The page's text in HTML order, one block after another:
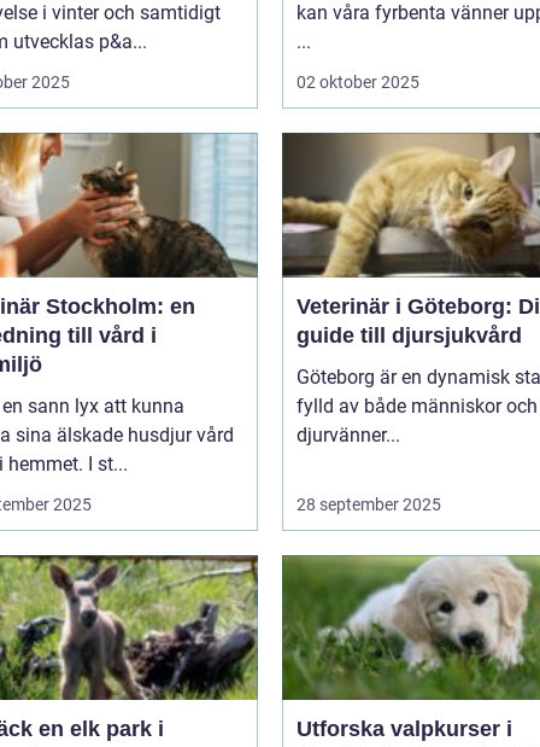
i vinter och samtidigt
utvecklas p&a...
2025
kan våra fyrbenta vänner
...
02 oktober 2025
Stockholm: en
till vård i
sann lyx att kunna
sina älskade husdjur vård
hemmet. I st...
2025
Veterinär i Göteborg:
guide till djursjukvård
Göteborg är en dynamisk
fylld av både människor
djurvänner...
28 september 2025
en elk park i
Utforska valpkurser i